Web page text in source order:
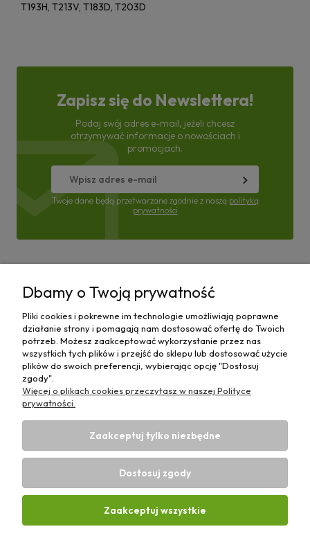
T193H, T213V, T183D, T203D
Zapisz się do Newslettera!
Podaj swój adres e-mail, jeżeli chcesz
otrzymywać informacje o nowościach i
promocjach.
Twoje dane będą przetwarzane zgodnie z naszą polityką
prywatności
Moje konto
Płatności i dostawa
Informacje
O nas
Sklep rolniczy z częściami do maszyn E-ciągnik |
731 424 460| NIP: 5562573838 | REGON:
341257433
Dbamy o Twoją prywatność
Pliki cookies i pokrewne im technologie umożliwiają poprawne
działanie strony i pomagają nam dostosować ofertę do Twoich
potrzeb. Możesz zaakceptować wykorzystanie przez nas
wszystkich tych plików i przejść do sklepu lub dostosować użycie
plików do swoich preferencji, wybierając opcję "Dostosuj
zgody".
Więcej o plikach cookies przeczytasz w naszej Polityce
prywatności.
Zaakceptuj tylko niezbędne
Dostosuj zgody
Zaakceptuj wszystkie